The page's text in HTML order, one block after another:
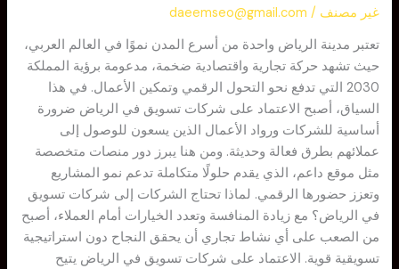
غير مصنف /
daeemseo@gmail.com
تعتبر مدينة الرياض واحدة من أسرع المدن نموًا في العالم العربي،
حيث تشهد حركة تجارية واقتصادية ضخمة، مدعومة برؤية المملكة
2030 التي تدفع نحو التحول الرقمي وتمكين الأعمال. في هذا
السياق، أصبح الاعتماد على شركات تسويق في الرياض ضرورة
أساسية للشركات ورواد الأعمال الذين يسعون للوصول إلى
عملائهم بطرق فعالة وحديثة. ومن هنا يبرز دور منصات متخصصة
مثل موقع داعم، الذي يقدم حلولًا متكاملة تدعم نمو المشاريع
وتعزز حضورها الرقمي. لماذا تحتاج الشركات إلى شركات تسويق
في الرياض؟ مع زيادة المنافسة وتعدد الخيارات أمام العملاء، أصبح
من الصعب على أي نشاط تجاري أن يحقق النجاح دون استراتيجية
تسويقية قوية. الاعتماد على شركات تسويق في الرياض يتيح
شامل
الأفضل